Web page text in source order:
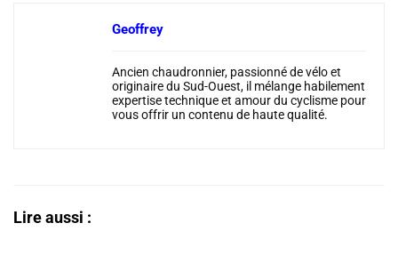
mauvaise tenue de route.
inconfort, vibrations, risque de
déjantage ou d’endommagement de la
jante.
Geoffrey
Ancien chaudronnier, passionné de vélo et
originaire du Sud-Ouest, il mélange habilement
expertise technique et amour du cyclisme pour
vous offrir un contenu de haute qualité.
Lire aussi :